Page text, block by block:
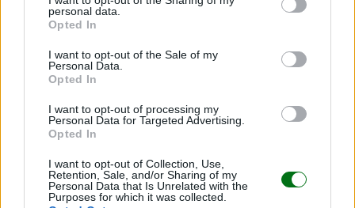
personal data.
Opted In
I want to opt-out of the Sale of my
Personal Data.
Opted In
I want to opt-out of processing my
Personal Data for Targeted Advertising.
Opted In
I want to opt-out of Collection, Use,
Retention, Sale, and/or Sharing of my
Personal Data that Is Unrelated with the
Purposes for which it was collected.
NOTICIAS